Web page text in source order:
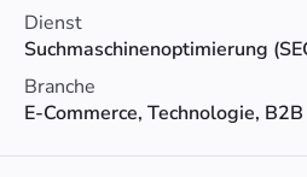
Dienst
Branche
E-Commerce, Technologie, B2B